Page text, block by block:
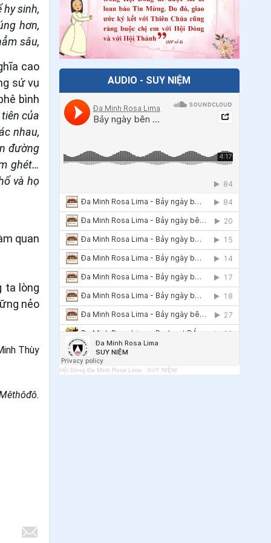
sinh,
hơn,
sâu,
cao
sứ vụ
bình
của
nhau,
đường
ghét…
và họ
quan
ta lòng
nẻo
Thùy
28.Ngày 04/7 - Thánh Êlisabet Bồ
Đào Nha
29.Ngày 04/7 Thánh Giuse Nguyễn
Đình Uyển
30.Ngày 03/7 - Thánh Philipphê Phan
Văn Minh
32.Ngày 29/6 - Thánh Phêrô Tông đồ
Ngày 29/6 - Thánh Phaolô Tông
đồ
34 .Ngày 28/6 - Thánh Irênê
35.Ngày 27/6 Thánh Tô-ma Toán
36.Ngày 27/6 - Thánh Cyrillô
Alêxandria
37 .Ngày 24/6 - Sinh nhật Thánh
Gioan Tẩy Giả
38.Ngày 21/6 - Thánh Luy Gonzaga
39.Ngày 17/6 - Thánh Phêrô Phan
AUDIO - SUY NIỆM
Hội Dòng Đa Minh Rosa Lima · SUY NIỆM